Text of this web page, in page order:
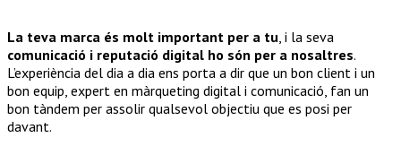
La teva marca és molt important per a tu, i la seva
comunicació i reputació digital ho són per a nosaltres.
L’experiència del dia a dia ens porta a dir que un bon client i un
bon equip, expert en màrqueting digital i comunicació, fan un
bon tàndem per assolir qualsevol objectiu que es posi per
davant.